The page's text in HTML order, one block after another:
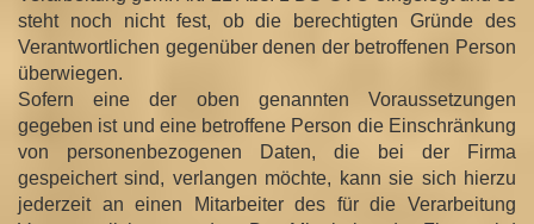
steht noch nicht fest, ob die berechtigten Gründe des
Verantwortlichen gegenüber denen der betroffenen Person
überwiegen.
Sofern eine der oben genannten Voraussetzungen
gegeben ist und eine betroffene Person die Einschränkung
von personenbezogenen Daten, die bei der Firma
gespeichert sind, verlangen möchte, kann sie sich hierzu
jederzeit an einen Mitarbeiter des für die Verarbeitung